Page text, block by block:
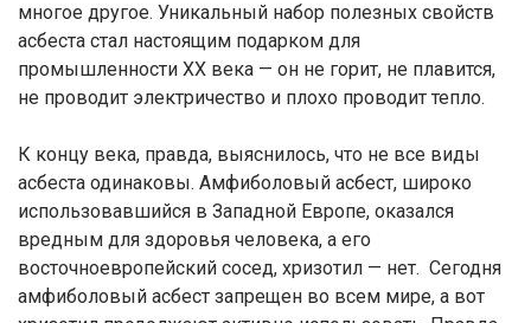
многое другое. Уникальный набор полезных свойств
асбеста стал настоящим подарком для
промышленности XX века — он не горит, не плавится,
не проводит электричество и плохо проводит тепло.
К концу века, правда, выяснилось, что не все виды
асбеста одинаковы. Амфиболовый асбест, широко
использовавшийся в Западной Европе, оказался
вредным для здоровья человека, а его
восточноевропейский сосед, хризотил — нет. Сегодня
амфиболовый асбест запрещен во всем мире, а вот